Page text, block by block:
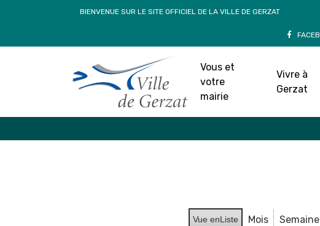
BIENVENUE SUR LE SITE OFFICIEL DE LA VILLE DE GERZAT
Vous et
votre
mairie
Vivre à
Gerzat
Vue enListe Mois Semaine